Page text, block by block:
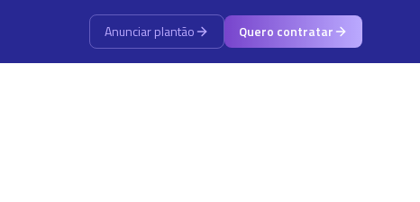
Anunciar plantão Quero contratar